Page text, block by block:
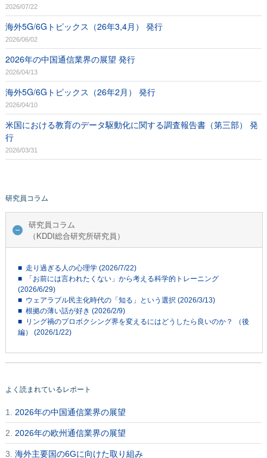
2026/07/22
海外5G/6Gトピックス（26年3,4月） 発行
2026/06/02
2026年の中国通信業界の展望 発行
2026/04/13
海外5G/6Gトピックス（26年2月） 発行
2026/04/10
米国における教育のデータ駆動化に関する調査報告書（第三部） 発
行
2026/03/31
研究員コラム
研究員コラム
（KDDI総合研究所研究員）
■ 走り過ぎる人の心理学 (2026/7/22)
■ 「お前には言われたくない」から考える科学的トレーニング
(2026/6/29)
■ ウェアラブル民主化時代の「知る」という選択 (2026/3/13)
■ 根拠の薄い話が好き (2026/2/9)
■ リング禍のプロボクシング界を変えるにはどうしたら良いのか？ （後
編） (2026/1/22)
よく読まれているレポート
1. 2026年の中国通信業界の展望
2. 2026年の欧州通信業界の展望
3. 海外主要国の6Gに向けた取り組み